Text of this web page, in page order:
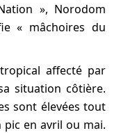
», Norodom
« mâchoires du
affecté par
situation côtière.
sont élevées tout
pic en avril ou mai.